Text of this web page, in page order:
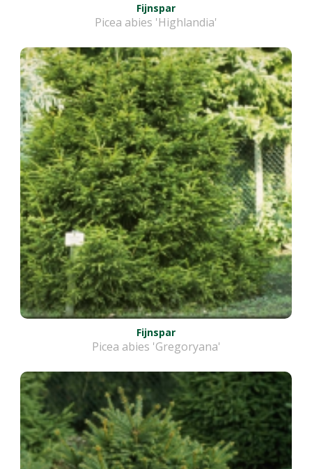
Fijnspar
Picea abies 'Highlandia'
Fijnspar
Picea abies 'Gregoryana'